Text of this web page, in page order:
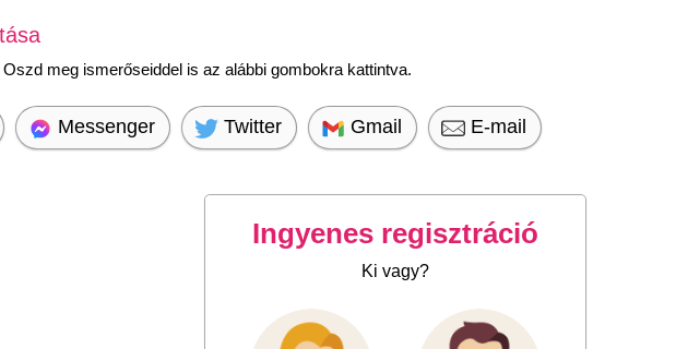
meg ismerőseiddel is az alábbi gombokra kattintva.
Messenger Twitter Gmail E-mail
Ingyenes regisztráció
Ki vagy?